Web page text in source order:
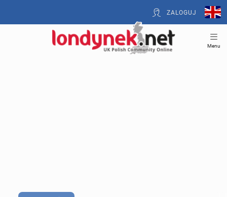
ZALOGUJ
Menu